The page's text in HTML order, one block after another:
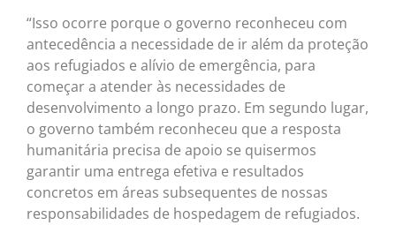
“Isso ocorre porque o governo reconheceu com
antecedência a necessidade de ir além da proteção
aos refugiados e alívio de emergência, para
começar a atender às necessidades de
desenvolvimento a longo prazo. Em segundo lugar,
o governo também reconheceu que a resposta
humanitária precisa de apoio se quisermos
garantir uma entrega efetiva e resultados
concretos em áreas subsequentes de nossas
responsabilidades de hospedagem de refugiados.